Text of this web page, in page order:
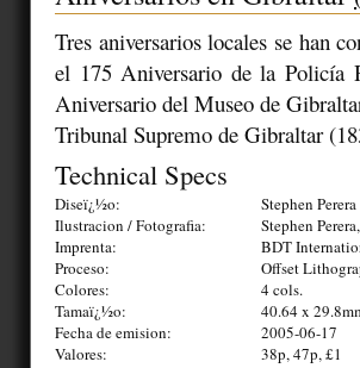
Tres aniversarios locales se han
el 175 Aniversario de la Policía
Aniversario del Museo de
Tribunal Supremo de Gibraltar
Technical Specs
Diseï¿½o:
Stephen Perera
Ilustracion / Fotografia:
Stephen
Imprenta:
BDT
Proceso:
Offset
Colores:
4 cols.
Tamaï¿½o:
40.64 x
Fecha de emision:
2005-06-17
Valores:
38p, 47p, £1